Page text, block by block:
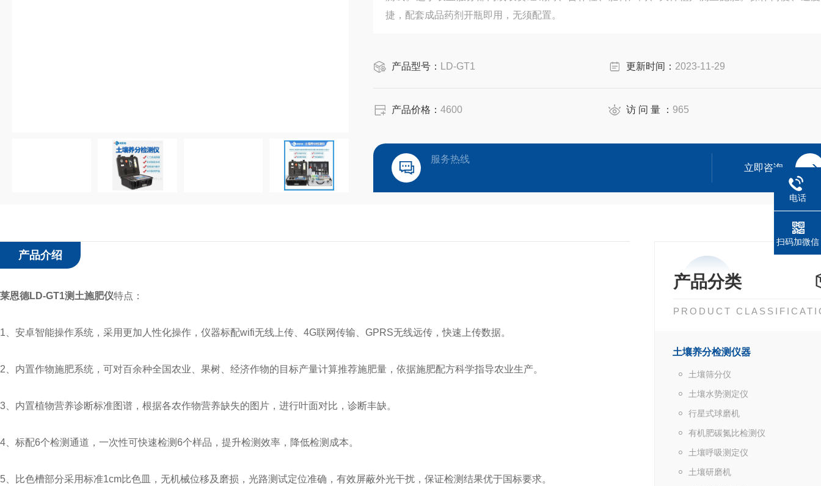
捷，配套成品药剂开瓶即用，无须配置。
产品型号： LD-GT1 更新时间： 2023-11-29
产品价格： 4600 访 问 量 ： 965
服务热线
立即咨询
产品分类
PRODUCT
土壤养分检测仪器
土壤筛分仪
土壤水势测定仪
行星式球磨机
有机肥碳氮比检测仪
土壤呼吸测定仪
土壤研磨机
产品介绍
莱恩德LD-GT1测土施肥仪特点：
1、安卓智能操作系统，采用更加人性化操作，仪器标配wifi无线上传、4G联网传输、GPRS无线远传，快速上传数据。
2、内置作物施肥系统，可对百余种全国农业、果树、经济作物的目标产量计算推荐施肥量，依据施肥配方科学指导农业生产。
3、内置植物营养诊断标准图谱，根据各农作物营养缺失的图片，进行叶面对比，诊断丰缺。
4、标配6个检测通道，一次性可快速检测6个样品，提升检测效率，降低检测成本。
5、比色槽部分采用标准1cm比色皿，无机械位移及磨损，光路测试定位准确，有效屏蔽外光干扰，保证检测结果优于国标要求。
电话
扫码加微信